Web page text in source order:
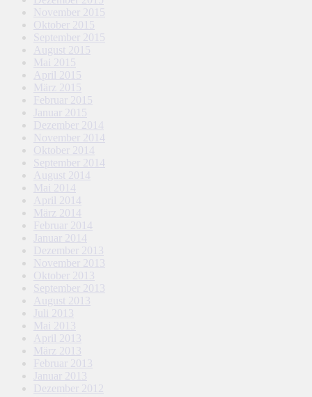
November 2015
Oktober 2015
September 2015
August 2015
Mai 2015
April 2015
März 2015
Februar 2015
Januar 2015
Dezember 2014
November 2014
Oktober 2014
September 2014
August 2014
Mai 2014
April 2014
März 2014
Februar 2014
Januar 2014
Dezember 2013
November 2013
Oktober 2013
September 2013
August 2013
Juli 2013
Mai 2013
April 2013
März 2013
Februar 2013
Januar 2013
Dezember 2012